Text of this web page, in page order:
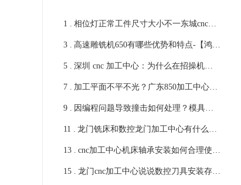
1 . 相位灯正常工件尺寸大小不一东城cnc加
工中心厂家解答-【鸿天驰】
3 . 高速雕铣机650有哪些优势和特点-【鸿天
驰】
5 . 深圳 cnc 加工中心：为什么在招操机人
员的时候要找熟手-【鸿天驰】
7 . 加工平面不平不光？广东850加工中心厂
家说说看法-鸿天驰
9 . 因编程问题导致撞击如何处理？模具雕
铣机厂家提提看法-【鸿天驰】
11 . 龙门铣床和数控龙门加工中心有什么不
同-【鸿天驰】
13 . cnc加工中心机床轴承安装如何合理使用
安装工具-【鸿天驰】
15 . 龙门cnc加工中心说说数控刀具安装存在